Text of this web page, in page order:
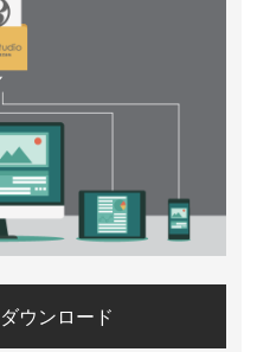
ウンロード